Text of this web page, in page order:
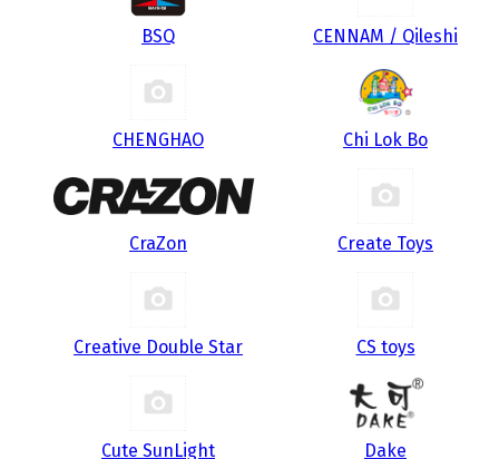
BSQ CENNAM / Qileshi
CHENGHAO Chi Lok Bo
CraZon Create Toys
Creative Double Star CS toys
Cute SunLight Dake